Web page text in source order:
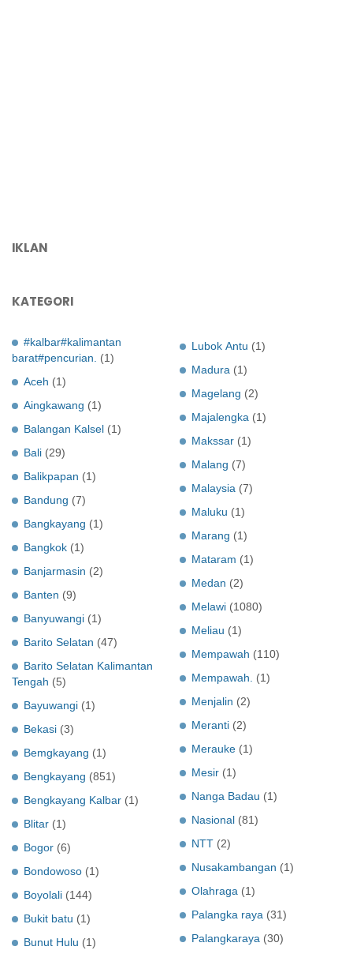
IKLAN
KATEGORI
#kalbar#kalimantan
barat#pencurian.
(1)
Aceh (1)
Aingkawang (1)
Balangan Kalsel (1)
Bali (29)
Balikpapan (1)
Bandung (7)
Bangkayang (1)
Bangkok (1)
Banjarmasin (2)
Banten (9)
Banyuwangi (1)
Barito Selatan (47)
Barito Selatan Kalimantan
Tengah (5)
Bayuwangi (1)
Bekasi (3)
Bemgkayang (1)
Bengkayang (851)
Bengkayang Kalbar (1)
Blitar (1)
Bogor (6)
Bondowoso (1)
Boyolali (144)
Bukit batu (1)
Bunut Hulu (1)
Lubok Antu (1)
Madura (1)
Magelang (2)
Majalengka (1)
Makssar (1)
Malang (7)
Malaysia (7)
Maluku (1)
Marang (1)
Mataram (1)
Medan (2)
Melawi (1080)
Meliau (1)
Mempawah (110)
Mempawah.
(1)
Menjalin (2)
Meranti (2)
Merauke (1)
Mesir (1)
Nanga Badau (1)
Nasional (81)
NTT (2)
Nusakambangan (1)
Olahraga (1)
Palangka raya (31)
Palangkaraya (30)